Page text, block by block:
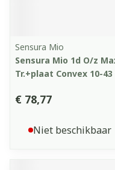
Sensura Mio
Sensura Mio 1d O/z
Tr.+plaat Convex 10-43
€ 78,77
Niet beschikbaar